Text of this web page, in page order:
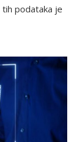
podataka je